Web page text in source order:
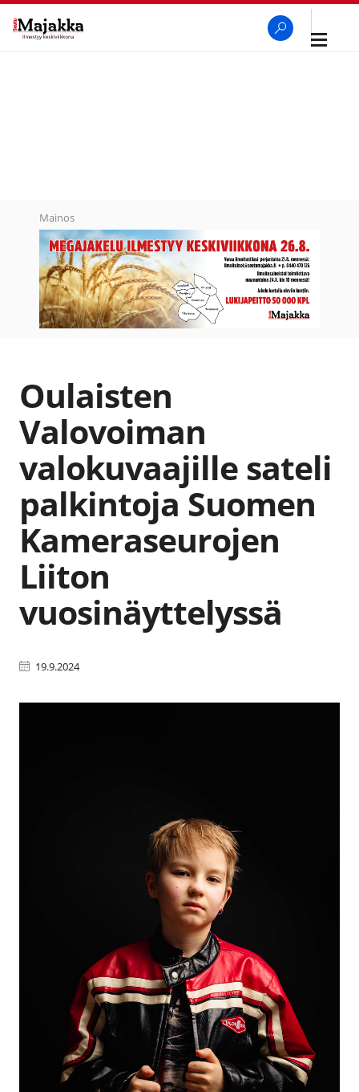
Avaa
Mainos
Oulaisten
Valovoiman
valokuvaajille sateli
palkintoja Suomen
Kameraseurojen
Liiton
vuosinäyttelyssä
19.9.2024